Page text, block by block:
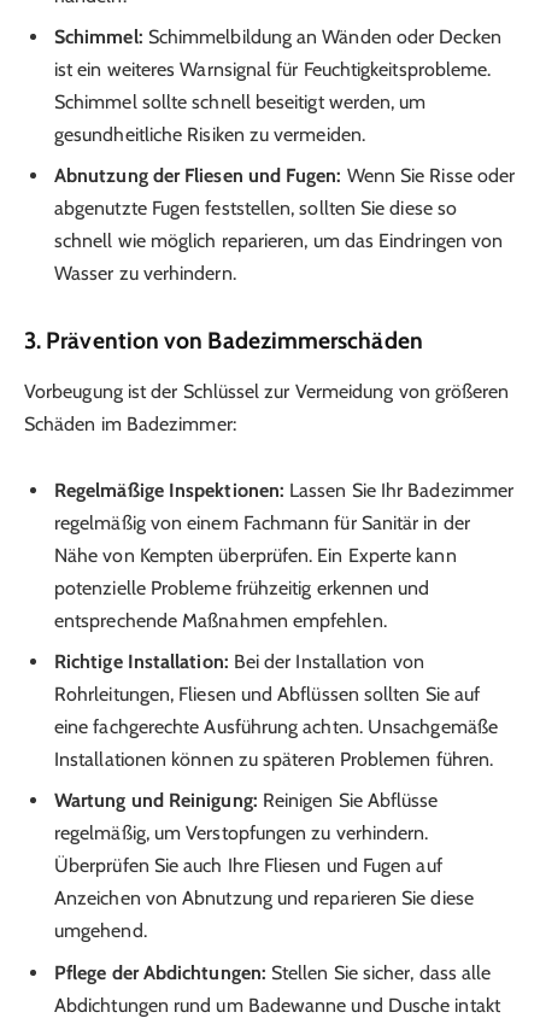
Schimmel: Schimmelbildung an Wänden oder Decken
ist ein weiteres Warnsignal für Feuchtigkeitsprobleme.
Schimmel sollte schnell beseitigt werden, um
gesundheitliche Risiken zu vermeiden.
Abnutzung der Fliesen und Fugen: Wenn Sie Risse oder
abgenutzte Fugen feststellen, sollten Sie diese so
schnell wie möglich reparieren, um das Eindringen von
Wasser zu verhindern.
3. Prävention von Badezimmer­schäden
Vorbeugung ist der Schlüssel zur Vermeidung von größeren
Schäden im Badezimmer:
Regelmäßige Inspektionen: Lassen Sie Ihr Badezimmer
regelmäßig von einem Fachmann für Sanitär in der
Nähe von Kempten überprüfen. Ein Experte kann
potenzielle Probleme frühzeitig erkennen und
entsprechende Maßnahmen empfehlen.
Richtige Installation: Bei der Installation von
Rohrleitungen, Fliesen und Abflüssen sollten Sie auf
eine fachgerechte Ausführung achten. Unsachgemäße
Installationen können zu späteren Problemen führen.
Wartung und Reinigung: Reinigen Sie Abflüsse
regelmäßig, um Verstopfungen zu verhindern.
Überprüfen Sie auch Ihre Fliesen und Fugen auf
Anzeichen von Abnutzung und reparieren Sie diese
umgehend.
Pflege der Abdichtungen: Stellen Sie sicher, dass alle
Abdichtungen rund um Badewanne und Dusche intakt